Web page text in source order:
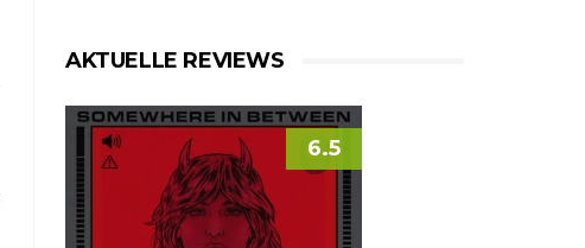
AKTUELLE REVIEWS
6.5